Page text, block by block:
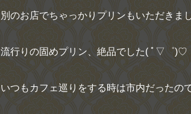
別のお店でちゃっかりプリンもいただきま
流行りの固めプリン、絶品でした( ﾟ ▽ ゜)♡
いつもカフェ巡りをする時は市内だったの